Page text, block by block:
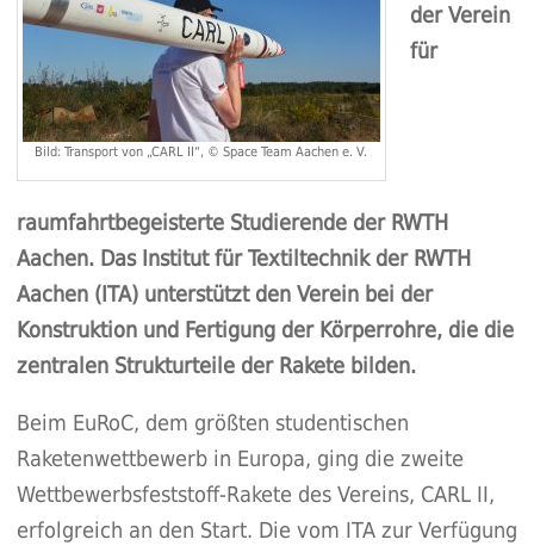
Bild: Transport von „CARL II“, © Space Team Aachen e. V.
der Verein
für
raumfahrtbegeisterte Studierende der RWTH
Aachen. Das Institut für Textiltechnik der RWTH
Aachen (ITA) unterstützt den Verein bei der
Konstruktion und Fertigung der Körperrohre, die die
zentralen Strukturteile der Rakete bilden.
Beim EuRoC, dem größten studentischen
Raketenwettbewerb in Europa, ging die zweite
Wettbewerbsfeststoff-Rakete des Vereins, CARL II,
erfolgreich an den Start. Die vom ITA zur Verfügung